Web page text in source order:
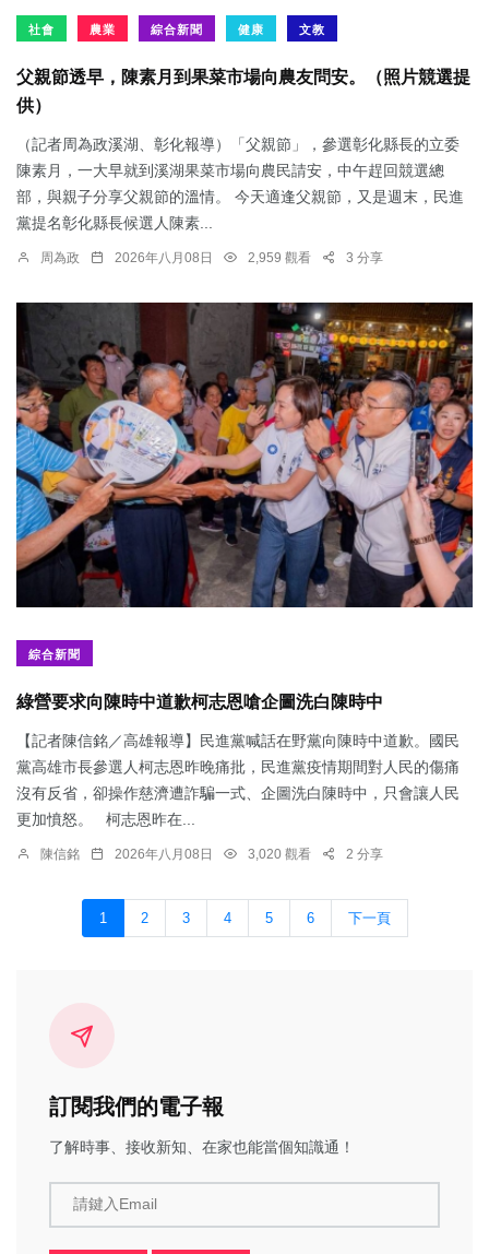
社會 農業 綜合新聞 健康 文教
父親節透早，陳素月到果菜市場向農友問安。（照片競選提
供）
（記者周為政溪湖、彰化報導）「父親節」，參選彰化縣長的立委
陳素月，一大早就到溪湖果菜市場向農民請安，中午趕回競選總
部，與親子分享父親節的溫情。 今天適逢父親節，又是週末，民進
黨提名彰化縣長候選人陳素...
周為政 2026年八月08日 2,959 觀看 3 分享
綜合新聞
綠營要求向陳時中道歉柯志恩嗆企圖洗白陳時中
【記者陳信銘／高雄報導】民進黨喊話在野黨向陳時中道歉。國民
黨高雄市長參選人柯志恩昨晚痛批，民進黨疫情期間對人民的傷痛
沒有反省，卻操作慈濟遭詐騙一式、企圖洗白陳時中，只會讓人民
更加憤怒。 柯志恩昨在...
陳信銘 2026年八月08日 3,020 觀看 2 分享
1 2 3 4 5 6 下一頁
訂閱我們的電子報
了解時事、接收新知、在家也能當個知識通！
請鍵入Email